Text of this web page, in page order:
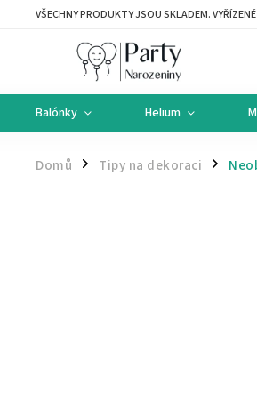
VŠECHNY PRODUKTY JSOU SKLADEM.
Balónky Helium
Domů / Tipy na dekoraci /